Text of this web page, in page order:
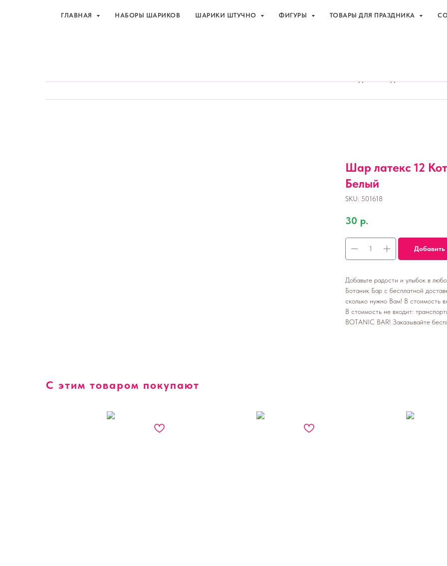
ГЛАВНАЯ НАБОРЫ ШАРИКОВ ШАРИКИ ШТУЧНО ФИГУРЫ ТОВАРЫ ДЛЯ ПРАЗДНИКА
ГЛАВНАЯ НАБОРЫ ШАРИКОВ ШАРИКИ ШТУЧНО ФИГУРЫ ТОВАРЫ ДЛЯ ПРАЗДНИКА
Шар латекс 12
Белый
SKU: 501618
30 р.
Добавить
Добавьте радости и улыбок в
Ботаник Бар с бесплатной
сколько нужно Вам! В стоимость
В стоимость не входит:
BOTANIC BAR! Заказывайте
С этим товаром покупают